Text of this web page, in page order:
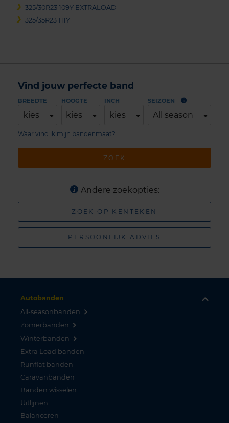
325/30R23 109Y EXTRALOAD
325/35R23 111Y
Vind jouw perfecte band
BREEDTE
kies
HOOGTE
kies
INCH
kies
SEIZOEN
All season
ZOEK
Waar vind ik mijn bandenmaat?
Andere zoekopties:
ZOEK OP KENTEKEN
PERSOONLIJK ADVIES
Autobanden
All-seasonbanden
Zomerbanden
Winterbanden
Extra Load banden
Runflat banden
Caravanbanden
Banden wisselen
Uitlijnen
Balanceren